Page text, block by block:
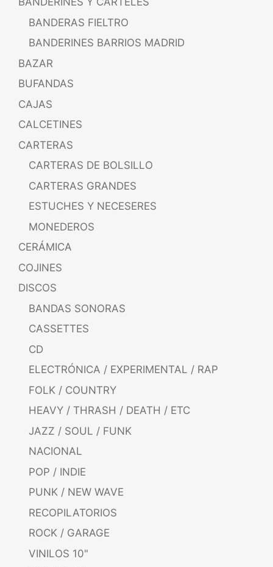
BANDERAS FIELTRO
BANDERINES BARRIOS MADRID
BAZAR
BUFANDAS
CAJAS
CALCETINES
CARTERAS
CARTERAS DE BOLSILLO
CARTERAS GRANDES
ESTUCHES Y NECESERES
MONEDEROS
CERÁMICA
COJINES
DISCOS
BANDAS SONORAS
CASSETTES
CD
ELECTRÓNICA / EXPERIMENTAL / RAP
FOLK / COUNTRY
HEAVY / THRASH / DEATH / ETC
JAZZ / SOUL / FUNK
NACIONAL
POP / INDIE
PUNK / NEW WAVE
RECOPILATORIOS
ROCK / GARAGE
VINILOS 10"